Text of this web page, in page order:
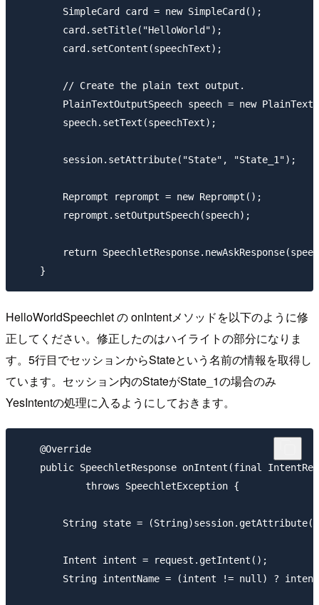
        SimpleCard card = new SimpleCard();
        card.setTitle("HelloWorld");
        card.setContent(speechText);
        // Create the plain text output.
PlainTextOutputSpeech speech = new
        speech.setText(speechText);
        session.setAttribute("State", "State_1");
        Reprompt reprompt = new Reprompt();
        reprompt.setOutputSpeech(speech);
return
HelloWorldSpeechlet の onIntentメソッドを以下のように修
正してください。修正したのはハイライトの部分になりま
す。5行目でセッションからStateという名前の情報を取得し
ています。セッション内のStateがState_1の場合のみ
YesIntentの処理に入るようにしておきます。
    @Override
public SpeechletResponse onIntent(final
            throws SpeechletException {
String state =
        Intent intent = request.getIntent();
String intentName = (intent != null) ?